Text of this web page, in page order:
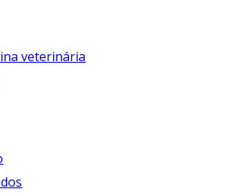
veterinária